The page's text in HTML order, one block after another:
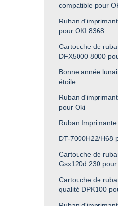
compatible pour
Ruban
pour OKI 8368
Cartouche de
DFX5000 8000
Bonne année
étoile
Ruban
pour Oki
Ruban
DT-7000H22/H68
Cartouche de
Gsx120d 230 pour
Cartouche de
qualité DPK100